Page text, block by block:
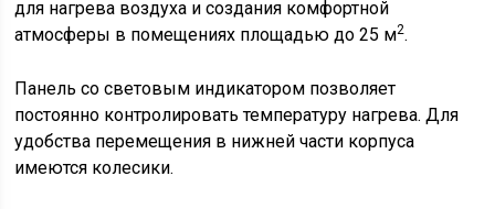
для нагрева воздуха и создания комфортной
атмосферы в помещениях площадью до 25 м2.
Панель со световым индикатором позволяет
постоянно контролировать температуру нагрева. Для
удобства перемещения в нижней части корпуса
имеются колесики.